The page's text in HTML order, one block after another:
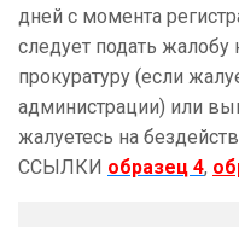
дней с момента
следует подать жалобу
прокуратуру (если
администрации) или
жалуетесь на
ССЫЛКИ образец 4,